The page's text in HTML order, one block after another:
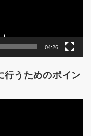
04:26
行うためのポイン